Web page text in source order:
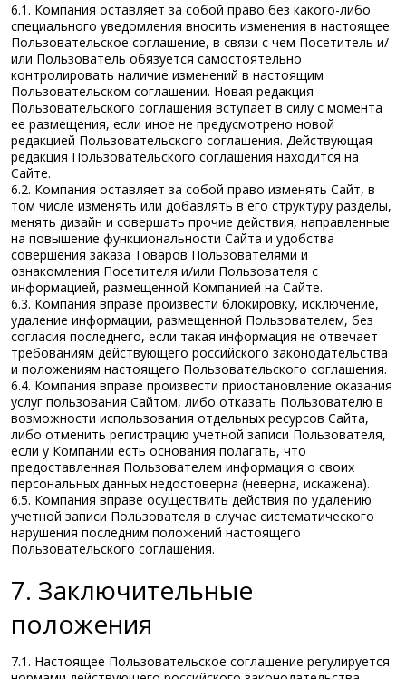
6.1. Компания оставляет за собой право без какого-либо
специального уведомления вносить изменения в настоящее
Пользовательское соглашение, в связи с чем Посетитель и/
или Пользователь обязуется самостоятельно
контролировать наличие изменений в настоящим
Пользовательском соглашении. Новая редакция
Пользовательского соглашения вступает в силу с момента
ее размещения, если иное не предусмотрено новой
редакцией Пользовательского соглашения. Действующая
редакция Пользовательского соглашения находится на
Сайте.
6.2. Компания оставляет за собой право изменять Сайт, в
том числе изменять или добавлять в его структуру разделы,
менять дизайн и совершать прочие действия, направленные
на повышение функциональности Сайта и удобства
совершения заказа Товаров Пользователями и
ознакомления Посетителя и/или Пользователя с
информацией, размещенной Компанией на Сайте.
6.3. Компания вправе произвести блокировку, исключение,
удаление информации, размещенной Пользователем, без
согласия последнего, если такая информация не отвечает
требованиям действующего российского законодательства
и положениям настоящего Пользовательского соглашения.
6.4. Компания вправе произвести приостановление оказания
услуг пользования Сайтом, либо отказать Пользователю в
возможности использования отдельных ресурсов Сайта,
либо отменить регистрацию учетной записи Пользователя,
если у Компании есть основания полагать, что
предоставленная Пользователем информация о своих
персональных данных недостоверна (неверна, искажена).
6.5. Компания вправе осуществить действия по удалению
учетной записи Пользователя в случае систематического
нарушения последним положений настоящего
Пользовательского соглашения.
7. Заключительные
положения
7.1. Настоящее Пользовательское соглашение регулируется